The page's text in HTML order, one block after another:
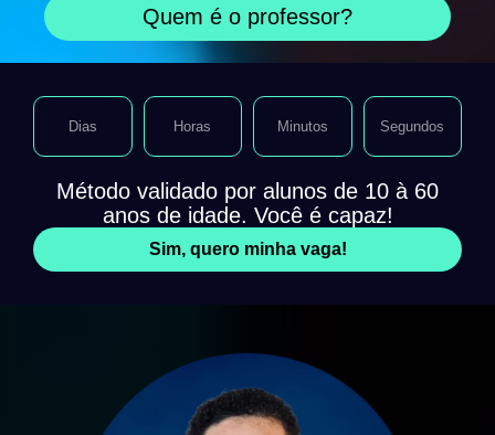
Quem é o professor?
Método validado por alunos de 10 à 60
anos de idade. Você é capaz!
Sim, quero minha vaga!
Dias Horas Minutos Segundos